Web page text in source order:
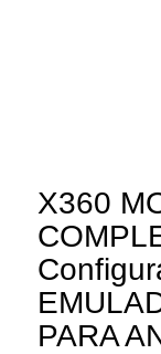
X360
PARA